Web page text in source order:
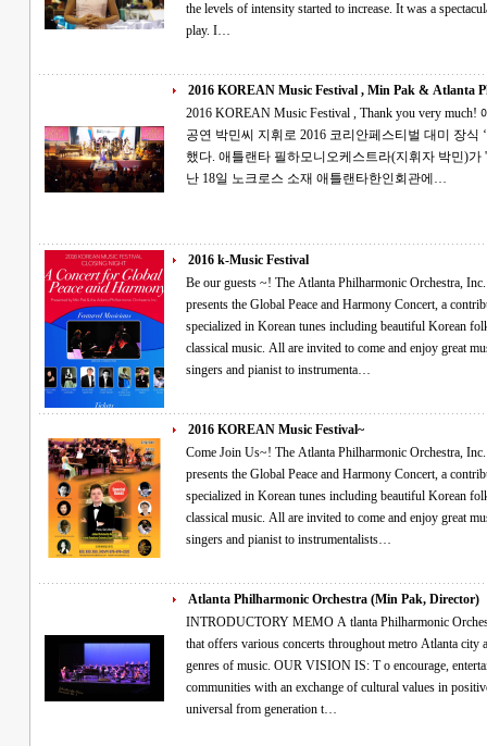
the levels of intensity started to increase. It was a spectacular night full of glory
play. I…
2016 KOREAN Music Festival , Min Pak & Atlanta
2016 KOREAN Music Festival , Thank you very much! 애틀랜타 필하모니 '대한민국 음악대축제'
공연 박민씨 지휘로 2016 코리안페스티벌 대미 장식 ‘아리랑’이 코리언페스티벌의 대미를 장식
했다. 애틀랜타 필하모니오케스트라(지휘자 박민)가 '2016 애틀랜타 대한민국 음악대축제'를 지
난 18일 노크로스 소재 애틀랜타한인회관에…
2016 k-Music Festival
Be our guests ~! The Atlanta Philharmonic Orchestra, Inc. (Non-Profit, 501(c)(3)) and Director Min Pak
presents the Global Peace and Harmony Concert, a
specialized in Korean tunes including beautiful Korean
classical music. All are invited to come and enjoy great music performed by guest virtuosos ranging from
singers and pianist to instrumenta…
2016 KOREAN Music Festival~
Come Join Us~! The Atlanta Philharmonic Orchestra, Inc. (Non-Profit, 501(c)(3)) and Director Min Pak
presents the Global Peace and Harmony Concert, a
specialized in Korean tunes including beautiful Korean
classical music. All are invited to come and enjoy great music performed by guest virtuosos ranging from
singers and pianist to instrumentalists…
Atlanta Philharmonic Orchestra (Min Pak, Director)
INTRODUCTORY MEMO A tlanta Philharmonic Orchestra, Inc. is a non-profit (501c3) organization
that offers various concerts throughout metro Atlanta city and other diverse communities with different
genres of music. OUR VISION IS: T o encourage, entertain, and enrich people’s lives in our
communities with an exchange of cultural values in positive ways utilizing the performing arts that are
universal from generation t…